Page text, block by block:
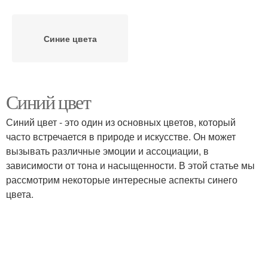
Синие цвета
Синий цвет
Синий цвет - это один из основных цветов, который
часто встречается в природе и искусстве. Он может
вызывать различные эмоции и ассоциации, в
зависимости от тона и насыщенности. В этой статье мы
рассмотрим некоторые интересные аспекты синего
цвета.